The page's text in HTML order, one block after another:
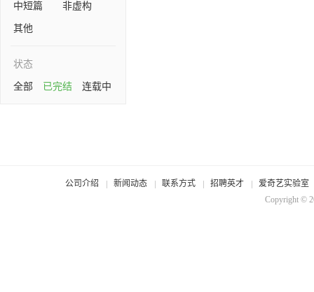
中短篇
非虚构
其他
状态
全部
已完结 连载中
公司介绍 新闻动态 联系方式 招聘英才
爱奇艺实验室
Copyright ©